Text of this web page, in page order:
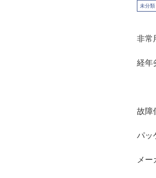
未分類
非常
経年
故障
パッ
メ